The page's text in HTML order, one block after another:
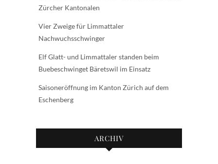
Zürcher Kantonalen
Vier Zweige für Limmattaler
Nachwuchsschwinger
Elf Glatt- und Limmattaler standen beim
Buebeschwinget Bäretswil im Einsatz
Saisoneröffnung im Kanton Zürich auf dem
Eschenberg
ARCHIV